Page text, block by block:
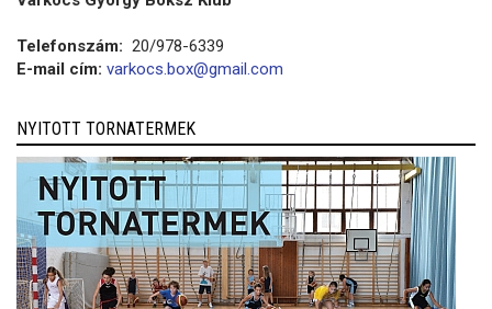
Telefonszám: 20/978-6339
E-mail cím: varkocs.box@gmail.com
NYITOTT TORNATERMEK